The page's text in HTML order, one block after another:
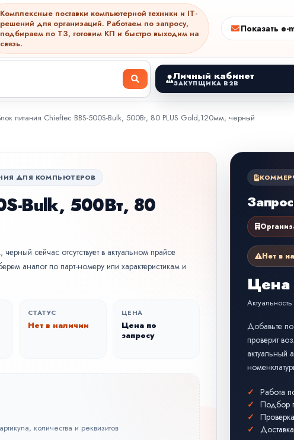
Комплексные поставки компьютерной техники и IT-
решений для организаций. Работаем по запросу,
подбираем по ТЗ, готовим КП и быстро выходим на
связь.
Показать e-
Личный кабинет
ЗАКУПЩИКА B2B
питания Chieftec BBS-500S-Bulk, 500Вт, 80 PLUS Gold,120мм, черный
ДЛЯ КОМПЬЮТЕРОВ
Bulk, 500Вт, 80
сейчас отсутствует в актуальном прайсе
аналог по парт-номеру или характеристикам и
СТАТУС
Нет в наличии
ЦЕНА
Цена по
запросу
количества и реквизитов
Нет в
Цена
Добавьте
проверит
актуальный
Работа
Подбор